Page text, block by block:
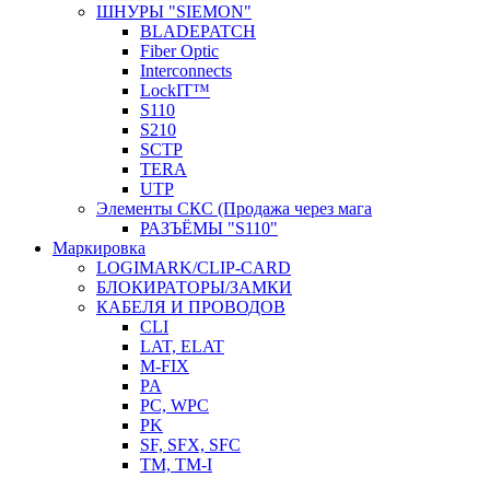
ШНУРЫ "SIEMON"
BLADEPATCH
Fiber Optic
Interconnects
LockIT™
S110
S210
SCTP
TERA
UTP
Элементы СКС (Продажа через мага
РАЗЪЁМЫ "S110"
Маркировка
LOGIMARK/CLIP-CARD
БЛОКИРАТОРЫ/ЗАМКИ
КАБЕЛЯ И ПРОВОДОВ
CLI
LAT, ELAT
M-FIX
PA
PC, WРС
PK
SF, SFX, SFC
TM, TM-I